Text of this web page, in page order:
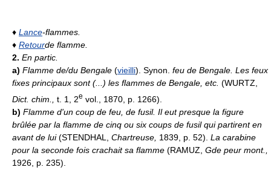
♦ Lance-flammes.
♦ Retourde flamme.
2. En partic.
a) Flamme de/du Bengale (vieilli). Synon. feu de Bengale. Les feux
fixes principaux sont (...) les flammes de Bengale, etc. (WURTZ,
Dict. chim., t. 1, 2e vol., 1870, p. 1266).
b) Flamme d'un coup de feu, de fusil. Il eut presque la figure
brûlée par la flamme de cinq ou six coups de fusil qui partirent en
avant de lui(STENDHAL, Chartreuse, 1839, p. 52). La carabine
pour la seconde fois crachait sa flamme (RAMUZ, Gde peur mont.,
1926, p. 235).